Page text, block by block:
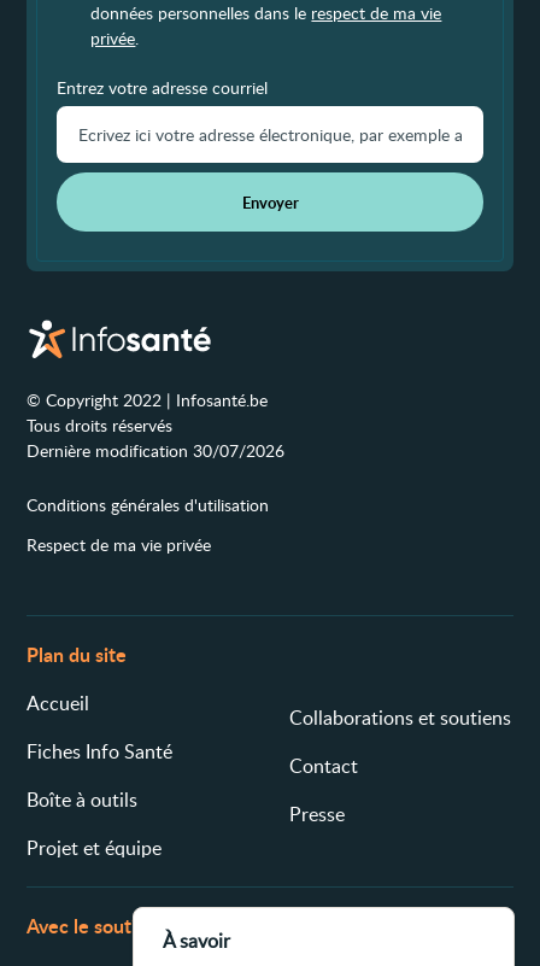
données personnelles dans le respect de ma vie
privée.
Entrez votre adresse courriel
Envoyer
© Copyright 2022 | Infosanté.be
Tous droits réservés
Dernière modification 30/07/2026
Conditions générales d'utilisation
Respect de ma vie privée
Plan du site
Accueil
Fiches Info Santé
Boîte à outils
Projet et équipe
Collaborations et soutiens
Contact
Presse
Avec le soutien de
À savoir